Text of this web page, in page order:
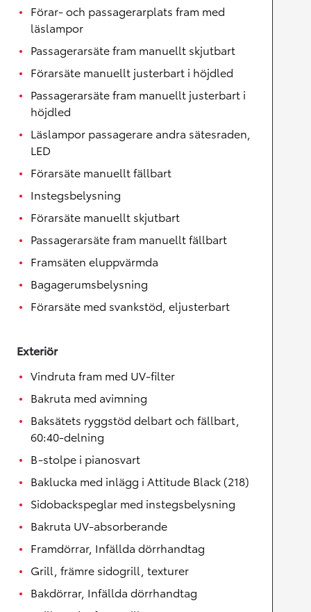
Förar- och passagerarplats fram med
läslampor
Passagerarsäte fram manuellt skjutbart
Förarsäte manuellt justerbart i höjdled
Passagerarsäte fram manuellt justerbart i
höjdled
Läslampor passagerare andra sätesraden,
LED
Förarsäte manuellt fällbart
Instegsbelysning
Förarsäte manuellt skjutbart
Passagerarsäte fram manuellt fällbart
Framsäten eluppvärmda
Bagagerumsbelysning
Förarsäte med svankstöd, eljusterbart
Exteriör
Vindruta fram med UV-filter
Bakruta med avimning
Baksätets ryggstöd delbart och fällbart,
60:40-delning
B-stolpe i pianosvart
Baklucka med inlägg i Attitude Black (218)
Sidobackspeglar med instegsbelysning
Bakruta UV-absorberande
Framdörrar, Infällda dörrhandtag
Grill, främre sidogrill, texturer
Bakdörrar, Infällda dörrhandtag